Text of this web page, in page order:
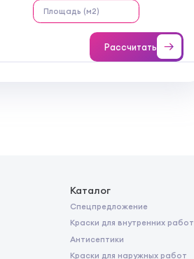
Рассчитать
Каталог
Спецпредложение
Краски для внутренних работ
Антисептики
Краски для наружных работ